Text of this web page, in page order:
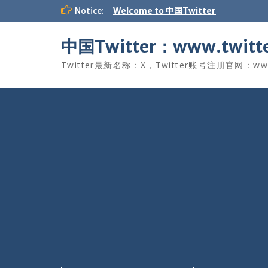
Notice: Welcome to 中国Twitter
中国Twitter：
Twitter最新名称：X，Twitter账号注册官网：